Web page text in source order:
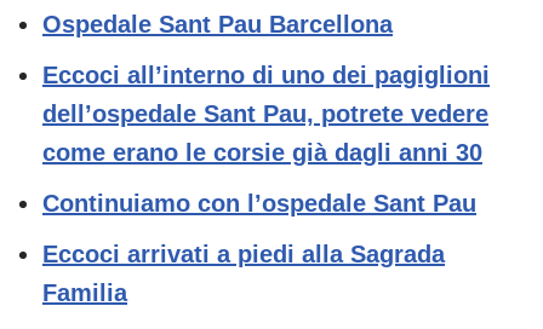
Ospedale Sant Pau Barcellona
Eccoci all’interno di uno dei pagiglioni
dell’ospedale Sant Pau, potrete vedere
come erano le corsie già dagli anni 30
Continuiamo con l’ospedale Sant Pau
Eccoci arrivati a piedi alla Sagrada
Familia